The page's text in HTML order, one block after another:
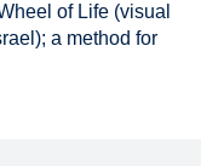
of Life (visual
a method for